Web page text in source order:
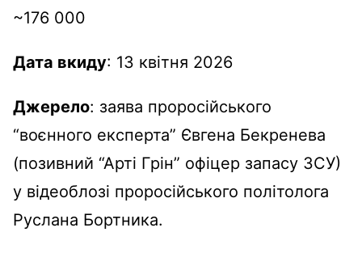
~176 000
Дата вкиду: 13 квітня 2026
Джерело: заява проросійського
“воєнного експерта” Євгена Бекренева
(позивний “Арті Грін” офіцер запасу ЗСУ)
у відеоблозі проросійського політолога
Руслана Бортника.